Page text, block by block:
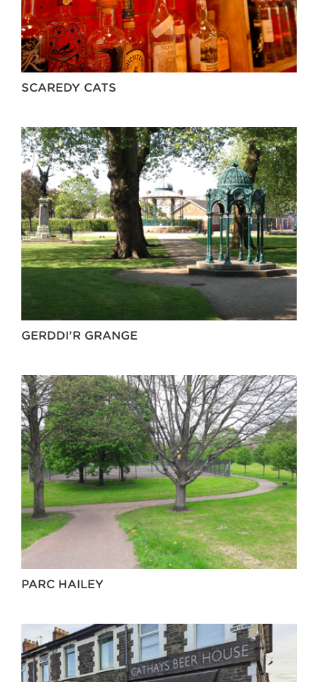
SCAREDY CATS
GERDDI’R GRANGE
PARC HAILEY